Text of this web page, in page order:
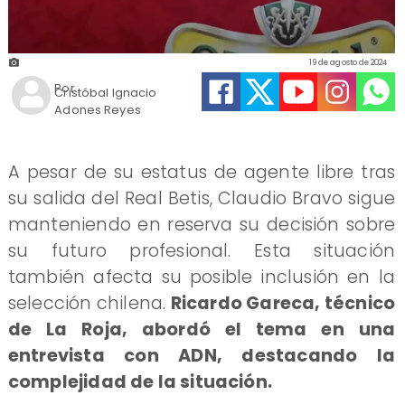
Cristóbal Ignacio
Adones Reyes
19 de agosto de 2024
Por
A pesar de su estatus de agente libre tras
su salida del Real Betis, Claudio Bravo sigue
manteniendo en reserva su decisión sobre
su futuro profesional. Esta situación
también afecta su posible inclusión en la
selección chilena. Ricardo Gareca, técnico
de La Roja, abordó el tema en una
entrevista con ADN, destacando la
complejidad de la situación.